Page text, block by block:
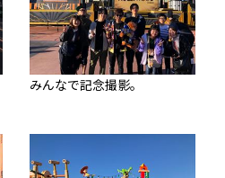
みんなで記念撮影。